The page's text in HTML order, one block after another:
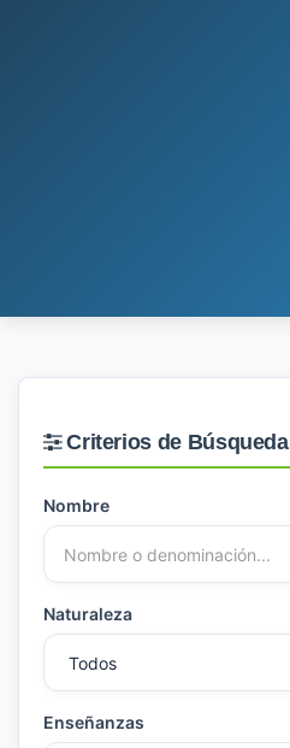
Criterios de Búsqueda
Nombre
Naturaleza
Enseñanzas